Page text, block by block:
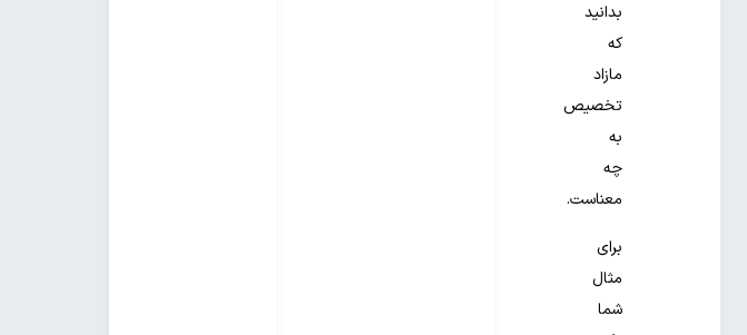
بدانید
که
مازاد
تخصیص
به
چه
معناست.
برای
مثال
شما